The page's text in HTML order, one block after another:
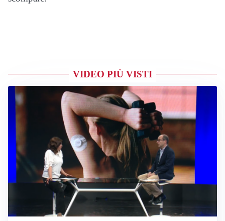
VIDEO PIÙ VISTI